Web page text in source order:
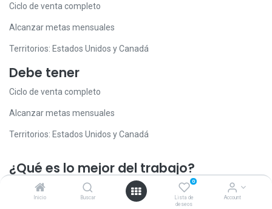
Inicio Buscar
0
Lista de
deseos
Account
Ciclo de venta completo
Alcanzar metas mensuales
Territorios: Estados Unidos y Canadá
Debe tener
Ciclo de venta completo
Alcanzar metas mensuales
Territorios: Estados Unidos y Canadá
¿Qué es lo mejor del trabajo?
Sin llamadas salientes; obtendrá iniciativas y se centrará en
otorgarles valor